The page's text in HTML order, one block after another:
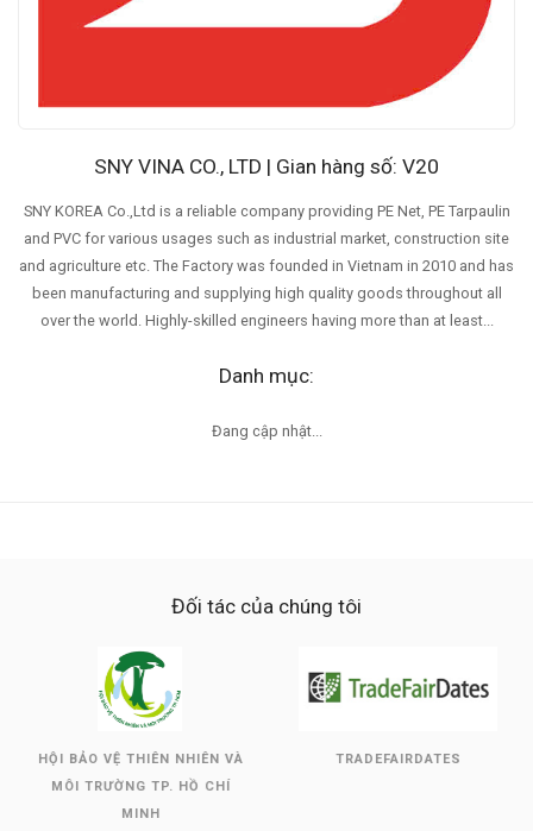
SNY VINA CO., LTD | Gian hàng số: V20
SNY KOREA Co.,Ltd is a reliable company providing PE Net, PE Tarpaulin
and PVC for various usages such as industrial market, construction site
and agriculture etc. The Factory was founded in Vietnam in 2010 and has
been manufacturing and supplying high quality goods throughout all
over the world. Highly-skilled engineers having more than at least...
Danh mục:
Đang cập nhật...
Đối tác của chúng tôi
HỘI BẢO VỆ THIÊN NHIÊN VÀ
MÔI TRƯỜNG TP. HỒ CHÍ
MINH
TRADEFAIRDATES